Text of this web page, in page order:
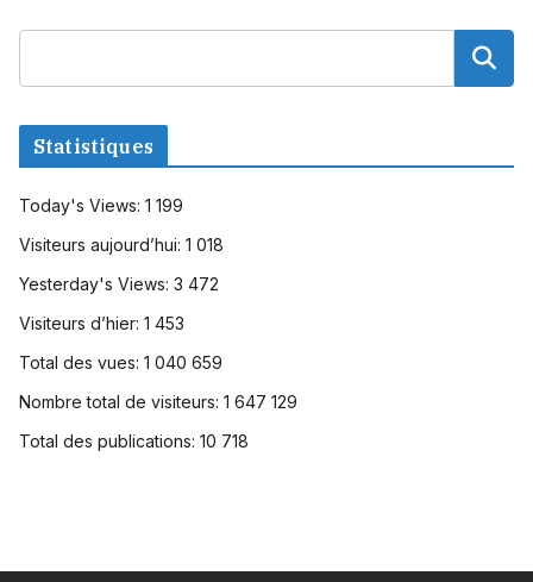
Statistiques
Today's Views: 1 199
Visiteurs aujourd’hui: 1 018
Yesterday's Views: 3 472
Visiteurs d’hier: 1 453
Total des vues: 1 040 659
Nombre total de visiteurs: 1 647 129
Total des publications: 10 718